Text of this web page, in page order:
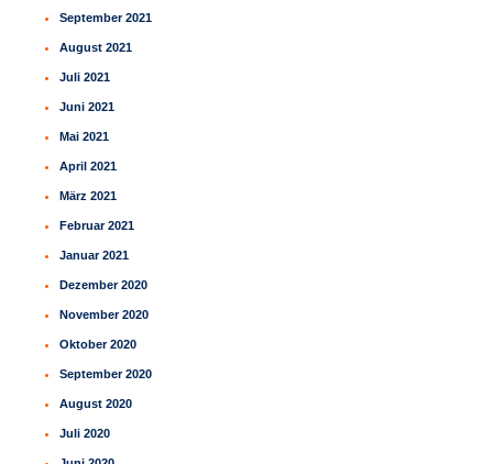
September 2021
August 2021
Juli 2021
Juni 2021
Mai 2021
April 2021
März 2021
Februar 2021
Januar 2021
Dezember 2020
November 2020
Oktober 2020
September 2020
August 2020
Juli 2020